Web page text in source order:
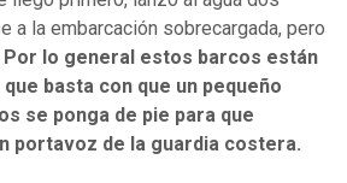
a la embarcación sobrecargada, pero
Por lo general estos barcos están
basta con que un pequeño
se ponga de pie para que
portavoz de la guardia costera.